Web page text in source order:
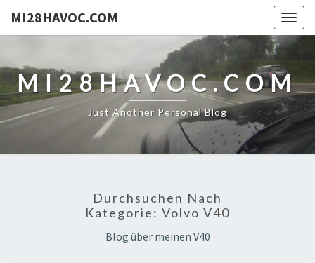
MI28HAVOC.COM
MI28HAVOC.COM
Just Another Personal Blog
Durchsuchen Nach
Kategorie: Volvo V40
Blog über meinen V40